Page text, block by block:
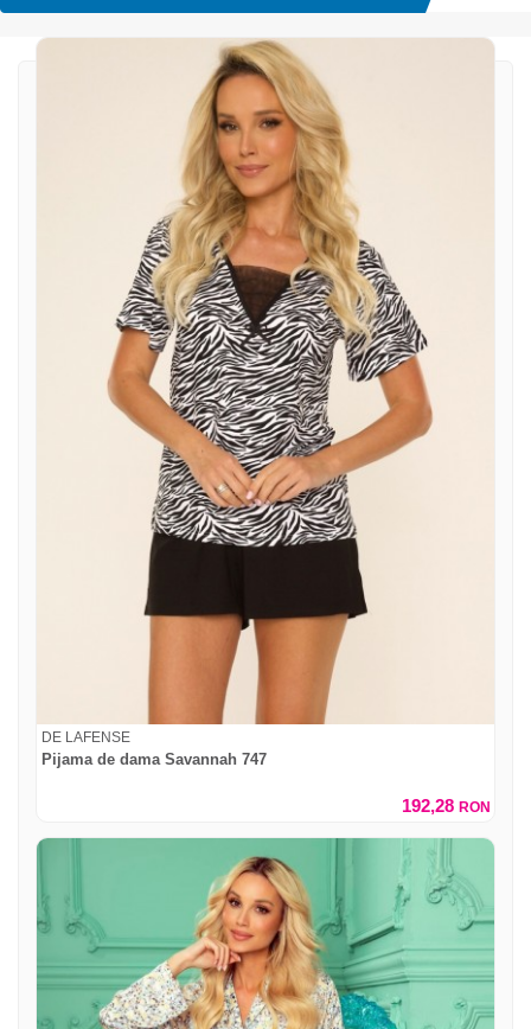
DE LAFENSE
Pijama de dama Savannah 747
192,28 RON